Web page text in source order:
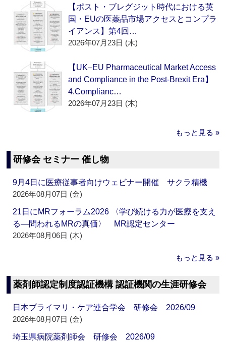
【ポスト・ブレグジット時代における英
国・EUの医薬品市場アクセスとコンプラ
イアンス】第4回…
2026年07月23日 (木)
【UK–EU Pharmaceutical Market Access
and Compliance in the Post-Brexit Era】
4.Complianc…
2026年07月23日 (木)
もっと見る »
研修会 セミナー 催し物
9月4日に医療従事者向けウェビナー開催 サクラ精機
2026年08月07日 (金)
21日にMRフォーラム2026 〈学び続ける力が医療を支え
る―問われるMRの真価〉 MR認定センター
2026年08月06日 (木)
もっと見る »
薬剤師認定制度認証機構 認証機関の生涯研修会
日本プライマリ・ケア連合学会 研修会 2026/09
2026年08月07日 (金)
埼玉県病院薬剤師会 研修会 2026/09